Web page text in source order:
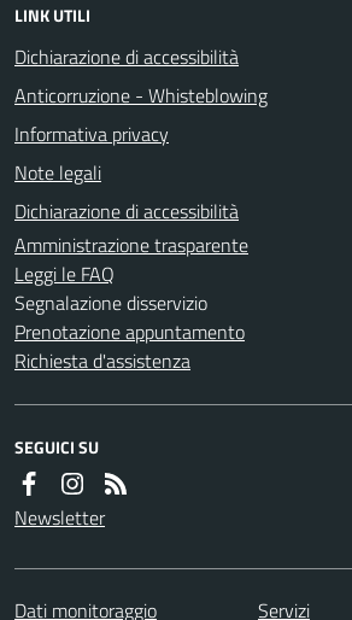
LINK UTILI
Dichiarazione di accessibilità
Anticorruzione - Whisteblowing
Informativa privacy
Note legali
Dichiarazione di accessibilità
Amministrazione trasparente
Leggi le FAQ
Segnalazione disservizio
Prenotazione appuntamento
Richiesta d'assistenza
SEGUICI SU
Newsletter
Dati monitoraggio Servizi